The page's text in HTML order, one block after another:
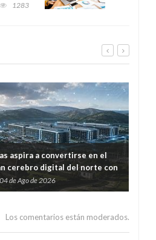
1283
aspira a convertirse en el
cerebro digital del norte con
inversión de 1.226 millones
04 de Ago de 2026
Los comentarios están moderados.